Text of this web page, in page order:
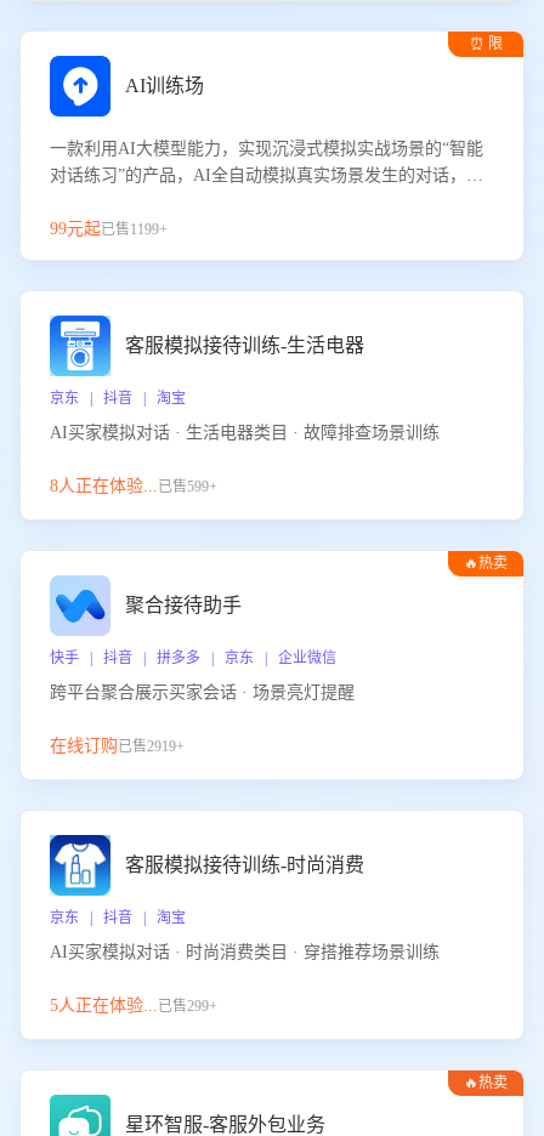
⏰ 限
AI训练场
一款利用AI大模型能力，实现沉浸式模拟实战场景的“智能
对话练习”的产品，AI全自动模拟真实场景发生的对话，企
服能力。
99元起已售1199+
客服模拟接待训练-生活电器
京东 | 抖音 | 淘宝
AI买家模拟对话 · 生活电器类目 · 故障排查场景训练
8人正在体验...已售599+
🔥热卖
聚合接待助手
快手 | 抖音 | 拼多多 | 京东 | 企业微信
跨平台聚合展示买家会话 · 场景亮灯提醒
在线订购已售2919+
客服模拟接待训练-时尚消费
京东 | 抖音 | 淘宝
AI买家模拟对话 · 时尚消费类目 · 穿搭推荐场景训练
5人正在体验...已售299+
🔥热卖
星环智服-客服外包业务